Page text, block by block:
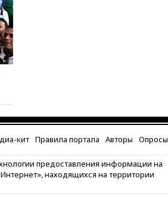
кит Правила портала Авторы Опросы
предоставления информации на
находящихся на территории